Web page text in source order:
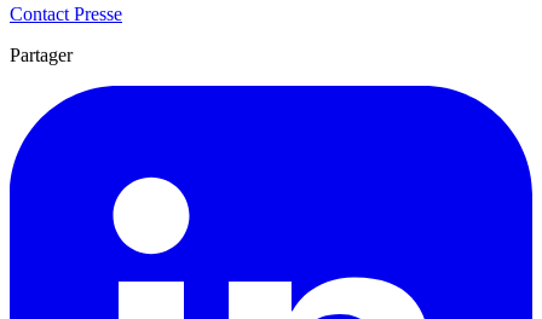
Contact Presse
Partager